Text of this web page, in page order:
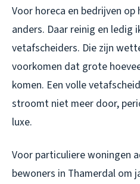
Voor horeca en bedrijven
anders. Daar reinig en ledig
vetafscheiders. Die zijn
voorkomen dat grote
komen. Een volle
stroomt niet meer door,
luxe.
Voor particuliere woningen
bewoners in Thamerdal om